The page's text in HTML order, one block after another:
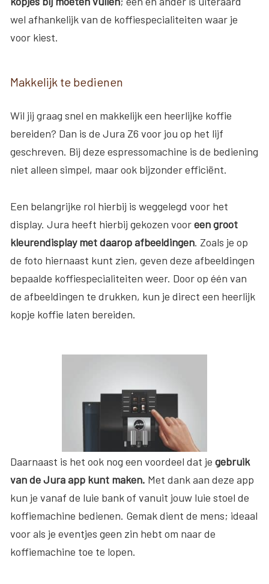
wel afhankelijk van de koffiespecialiteiten waar je
voor kiest.
Makkelijk te bedienen
Wil jij graag snel en makkelijk een heerlijke koffie
bereiden? Dan is de Jura Z6 voor jou op het lijf
geschreven. Bij deze espressomachine is de bediening
niet alleen simpel, maar ook bijzonder efficiënt.
Een belangrijke rol hierbij is weggelegd voor het
display. Jura heeft hierbij gekozen vooreengroot
kleurendisplay met daarop afbeeldingen. Zoals je op
de foto hiernaast kunt zien, geven deze afbeeldingen
bepaalde koffiespecialiteiten weer. Door op één van
de afbeeldingen te drukken, kun je direct een heerlijk
kopje koffie laten bereiden.
Daarnaast is het ook nog een voordeel dat je gebruik
van de Jura app kunt maken. Met dank aan deze app
kun je vanaf de luie bank of vanuit jouw luie stoel de
koffiemachine bedienen. Gemak dient de mens; ideaal
voor als je eventjes geen zin hebt om naar de
koffiemachine toe te lopen.